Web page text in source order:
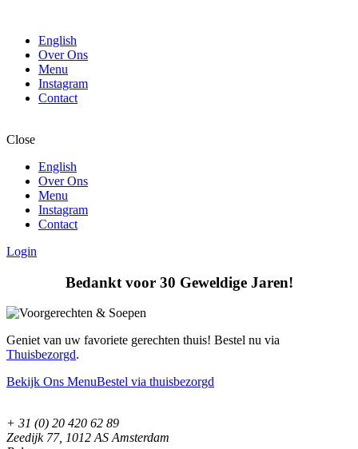
English
Over Ons
Menu
Instagram
Contact
Close
English
Over Ons
Menu
Instagram
Contact
Login
Bedankt voor 30 Geweldige Jaren!
Geniet van uw favoriete gerechten thuis! Bestel nu via
Thuisbezorgd.
Bekijk Ons MenuBestel via thuisbezorgd
+ 31 (0) 20 420 62 89
Zeedijk 77, 1012 AS Amsterdam